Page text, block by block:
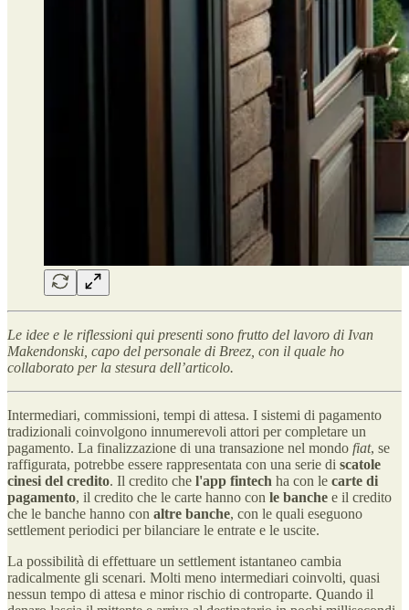
Le idee e le riflessioni qui presenti sono frutto del lavoro di Ivan
Makendonski, capo del personale di Breez, con il quale ho
collaborato per la stesura dell’articolo.
Intermediari, commissioni, tempi di attesa. I sistemi di pagamento
tradizionali coinvolgono innumerevoli attori per completare un
pagamento. La finalizzazione di una transazione nel mondo fiat, se
raffigurata, potrebbe essere rappresentata con una serie di scatole
cinesi del credito. Il credito che l'app fintech ha con le carte di
pagamento, il credito che le carte hanno con le banche e il credito
che le banche hanno con altre banche, con le quali eseguono
settlement periodici per bilanciare le entrate e le uscite.
La possibilità di effettuare un settlement istantaneo cambia
radicalmente gli scenari. Molti meno intermediari coinvolti, quasi
nessun tempo di attesa e minor rischio di controparte. Quando il